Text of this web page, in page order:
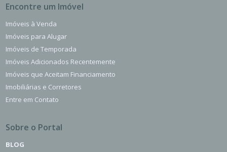
Encontre um Imóvel
Imóveis à Venda
Imóveis para Alugar
Imóveis de Temporada
Imóveis Adicionados Recentemente
Imóveis que Aceitam Financiamento
Imobiliárias e Corretores
Entre em Contato
Sobre o Portal
BLOG